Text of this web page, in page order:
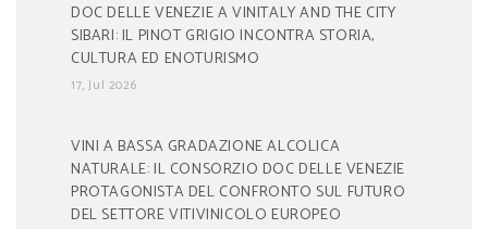
DOC DELLE VENEZIE A VINITALY AND THE CITY
SIBARI: IL PINOT GRIGIO INCONTRA STORIA,
CULTURA ED ENOTURISMO
17, Jul 2026
VINI A BASSA GRADAZIONE ALCOLICA
NATURALE: IL CONSORZIO DOC DELLE VENEZIE
PROTAGONISTA DEL CONFRONTO SUL FUTURO
DEL SETTORE VITIVINICOLO EUROPEO